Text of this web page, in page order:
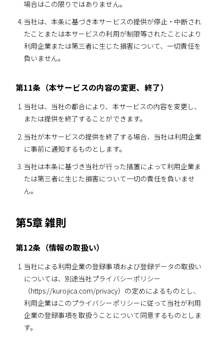
場合はこの限りではありません。
当社は、本条に基づき本サービスの提供が停止・中断され
たことまたは本サービスの利用が制限等されたことにより
利用企業または第三者に生じた損害について、一切責任を
負いません。
第11条（本サービスの内容の変更、終了）
当社は、当社の都合により、本サービスの内容を変更し、
または提供を終了することができます。
当社が本サービスの提供を終了する場合、当社は利用企業
に事前に通知するものとします。
当社は本条に基づき当社が行った措置によって利用企業ま
たは第三者に生じた損害について一切の責任を負いませ
ん。
第5章 雑則
第12条（情報の取扱い）
当社による利用企業の登録事項および登録データの取扱い
については、別途当社プライバシーポリシー
（https://kurojica.com/privacy）の定めによるものとし、
利用企業はこのプライバシーポリシーに従って当社が利用
企業の登録事項を取扱うことについて同意するものとしま
す。